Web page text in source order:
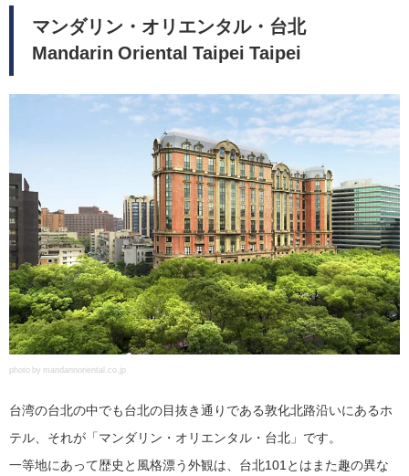
マンダリン・オリエンタル・台北
Mandarin Oriental Taipei Taipei
photo by mandarinoriental.co.jp
台湾の台北の中でも台北の目抜き通りである敦化北路沿いにあるホ
テル、それが「マンダリン・オリエンタル・台北」です。
一等地にあって歴史と風格漂う外観は、台北101とはまた趣の異な